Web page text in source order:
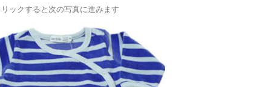
ックすると次の写真に進みます